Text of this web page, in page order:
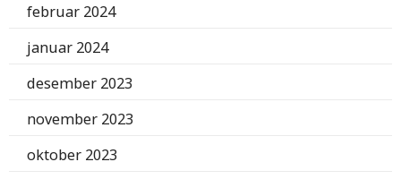
februar 2024
januar 2024
desember 2023
november 2023
oktober 2023